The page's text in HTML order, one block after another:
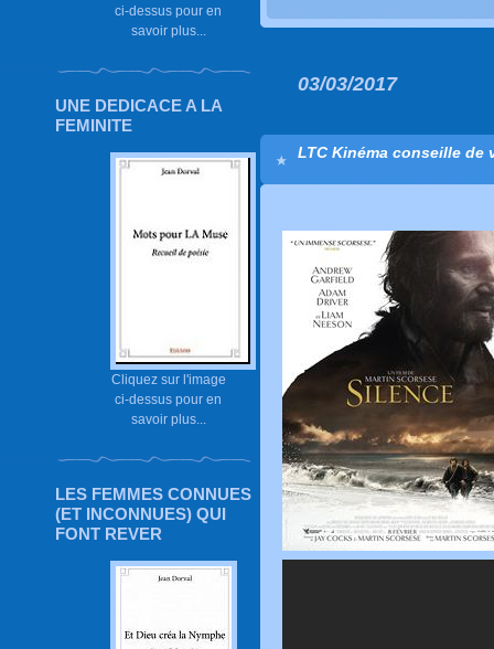
ci-dessus pour en
savoir plus...
UNE DEDICACE A LA
FEMINITE
Cliquez sur l'image
ci-dessus pour en
savoir plus...
LES FEMMES CONNUES
(ET INCONNUES) QUI
FONT REVER
03/03/2017
LTC Kinéma conseille de